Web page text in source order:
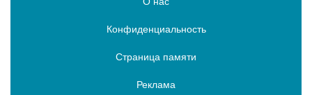
Конфиденциальность
Страница памяти
Реклама